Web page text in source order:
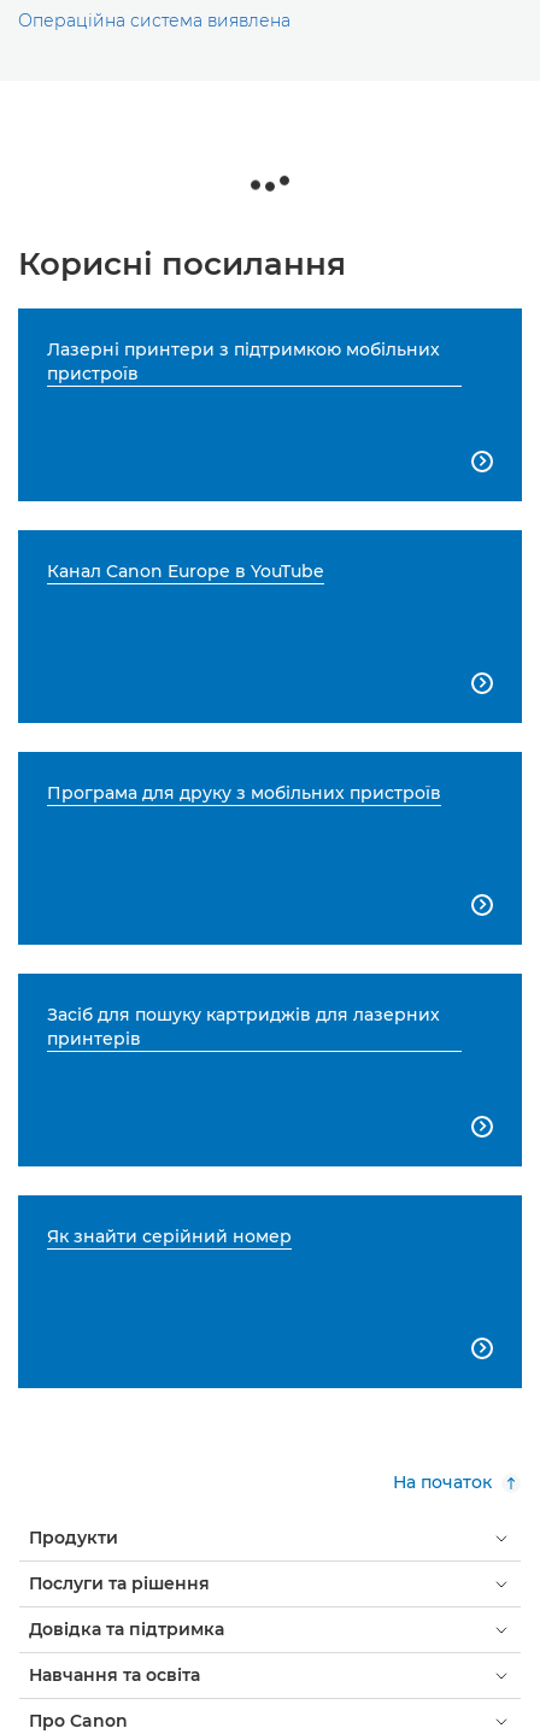
Операційна система виявлена
Корисні посилання
Лазерні принтери з підтримкою мобільних
пристроїв

Канал Canon Europe в YouTube

Програма для друку з мобільних пристроїв

Засіб для пошуку картриджів для лазерних
принтерів

Як знайти серійний номер

На початок
Продукти
Послуги та рішення
Довідка та підтримка
Навчання та освіта
Про Canon